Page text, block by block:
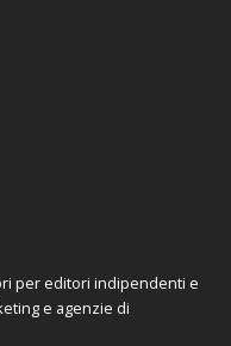
per editori indipendenti e
e agenzie di